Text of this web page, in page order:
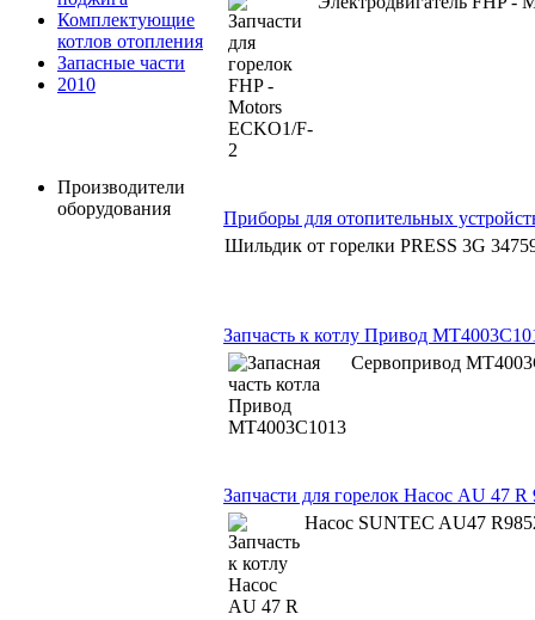
Комплектующие
котлов отопления
Запасные части
2010
Производители
оборудования
Приборы для отопительных
Шильдик от горелки PRESS 3G
Запчасть к котлу Привод
Сервопривод
Запчасти для горелок Насос AU 47 R
Насос SUNTEC AU47